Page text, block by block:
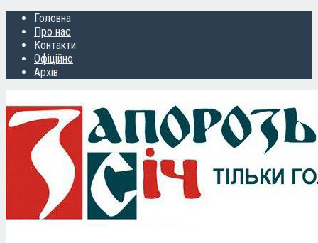
Головна
Про нас
Контакти
Офіційно
Архів